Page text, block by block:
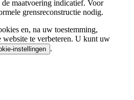
maatvoering indicatief. Voor
grensreconstructie nodig.
en, na uw toestemming,
website te verbeteren. U kunt uw
instellingen .